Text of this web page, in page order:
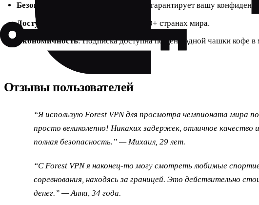
Безопасность
: Шифрование данных гарантирует вашу
Доступность
: Более 50 серверов в 30+ странах мира.
Экономичность: Подписка доступна по цене одной чашки кофе в
Отзывы пользователей
“Я использую Forest VPN для просмотра чемпионата мира
просто великолепно! Никаких задержек, отличное качество
полная безопасность.” — Михаил, 29 лет.
“С Forest VPN я наконец-то могу смотреть любимые
соревнования, находясь за границей. Это действительно
денег.” — Анна, 34 года.